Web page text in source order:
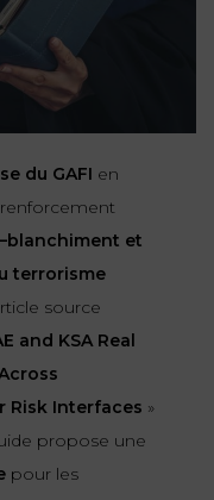
du GAFI en
–blanchiment et
terrorisme
source
and KSA Real
Risk Interfaces »
propose une
pour les